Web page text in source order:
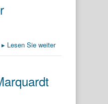
▸ Lesen Sie weiter